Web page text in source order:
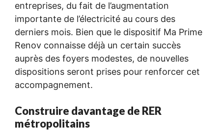
entreprises, du fait de l’augmentation
importante de l’électricité au cours des
derniers mois. Bien que le dispositif Ma Prime
Renov connaisse déjà un certain succès
auprès des foyers modestes, de nouvelles
dispositions seront prises pour renforcer cet
accompagnement.
Construire davantage de RER
métropolitains